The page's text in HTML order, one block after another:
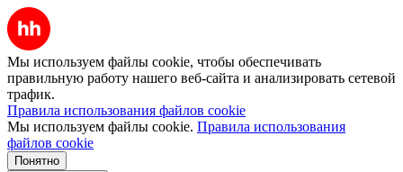
Мы используем файлы cookie, чтобы обеспечивать
правильную работу нашего веб-сайта и анализировать сетевой
трафик.
Правила использования файлов cookie
Мы используем файлы cookie. Правила использования
файлов cookie
Понятно